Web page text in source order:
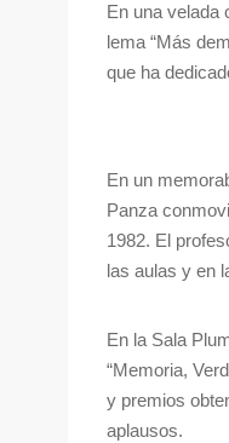
En una velada
lema “Más
que ha
En un
Panza
1982. El
las aulas y en
En la Sala
“Memoria,
y premios
aplausos.